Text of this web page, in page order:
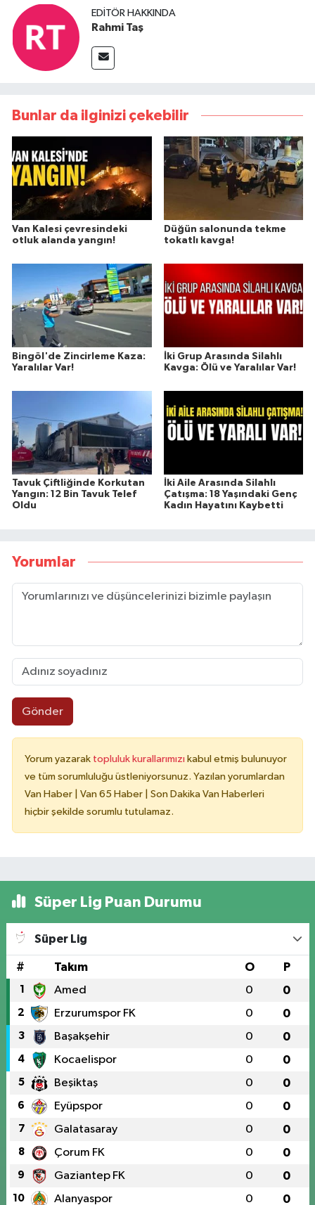
EDITÖR HAKKINDA
Rahmi Taş
Bunlar da ilginizi çekebilir
Van Kalesi çevresindeki
otluk alanda yangın!
Düğün salonunda tekme
tokatlı kavga!
Bingöl'de Zincirleme Kaza:
Yaralılar Var!
İki Grup Arasında Silahlı
Kavga: Ölü ve Yaralılar Var!
Tavuk Çiftliğinde Korkutan
Yangın: 12 Bin Tavuk Telef
Oldu
İki Aile Arasında Silahlı
Çatışma: 18 Yaşındaki Genç
Kadın Hayatını Kaybetti
Yorumlar
Gönder
Yorum yazarak topluluk kurallarımızı kabul etmiş bulunuyor
ve tüm sorumluluğu üstleniyorsunuz. Yazılan yorumlardan
Van Haber | Van 65 Haber | Son Dakika Van Haberleri
hiçbir şekilde sorumlu tutulamaz.
Süper Lig Puan Durumu
Süper Lig
# Takım O P
1 Amed 0 0
2 Erzurumspor FK 0 0
3 Başakşehir 0 0
4 Kocaelispor 0 0
5 Beşiktaş 0 0
6 Eyüpspor 0 0
7 Galatasaray 0 0
8 Çorum FK 0 0
9 Gaziantep FK 0 0
10 Alanyaspor 0 0